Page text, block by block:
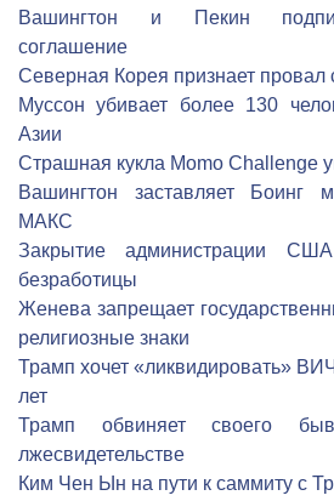
Вашингтон и Пекин
соглашение
Северная Корея признает
Муссон убивает более 130
Азии
Страшная кукла Momo Challenge
Вашингтон заставляет Боинг
МАКС
Закрытие администрации
безработицы
Женева запрещает
религиозные знаки
Трамп хочет «ликвидировать»
лет
Трамп обвиняет своего
лжесвидетельстве
Ким Чен Ын на пути к саммиту с